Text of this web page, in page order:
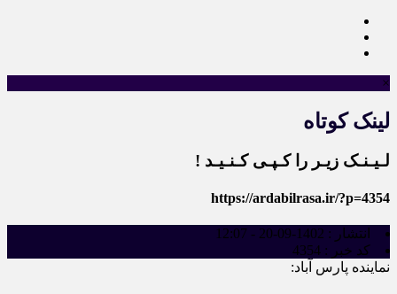
×
لینک کوتاه
لـیـنـک زیـر را کـپـی کـنـیـد !
https://ardabilrasa.ir/?p=4354
انتشار : 1402-09-20 - 12:07
کد خبر : 4354
نماینده پارس آباد: